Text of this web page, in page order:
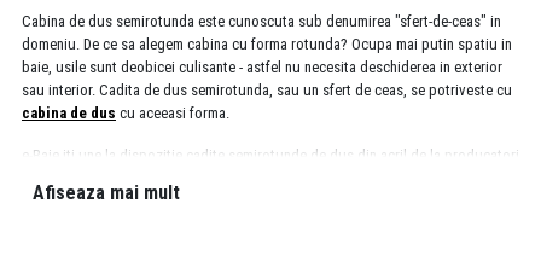
Cabina de dus semirotunda este cunoscuta sub denumirea "sfert-de-ceas" in
domeniu. De ce sa alegem cabina cu forma rotunda? Ocupa mai putin spatiu in
baie, usile sunt deobicei culisante - astfel nu necesita deschiderea in exterior
sau interior. Cadita de dus semirotunda, sau un sfert de ceas, se potriveste cu
cabina de dus cu aceeasi forma.
e-Baie iti une la dispozitie cadite semirotunde de dus din acril de la producatori
Afiseaza mai mult